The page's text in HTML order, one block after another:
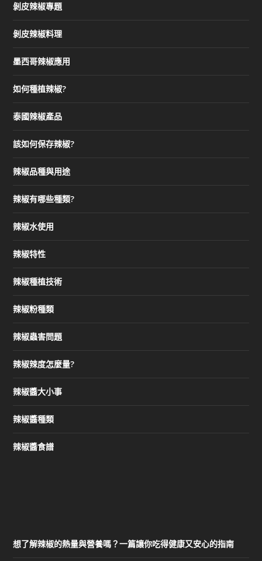
剝皮辣椒專題
剝皮辣椒料理
墨西哥辣椒應用
如何種植辣椒?
泰國辣椒產品
該如何保存辣椒?
辣椒品種與用途
辣椒有哪些種類?
辣椒水使用
辣椒特性
辣椒種植技術
辣椒粉種類
辣椒蟲害問題
辣椒辣度怎麼量?
辣椒醬大小事
辣椒醬種類
辣椒醬食譜
想了解辣椒的熱量與營養嗎？一篇讓你吃得健康又安心的指南